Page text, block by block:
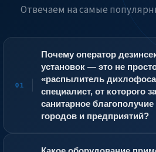
Отвечаем на самые
01
Почему оператор
установок — это не
«распылитель
специалист, от которого
санитарное
городов и предприятий?
уничтожение насекомых и